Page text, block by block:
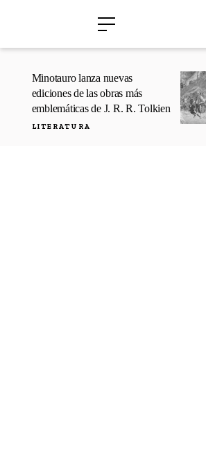
Minotauro lanza nuevas
ediciones de las obras más
emblemáticas de J. R. R. Tolkien
LITERATURA
›